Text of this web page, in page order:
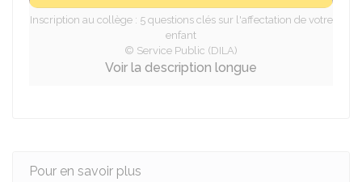
Inscription au collège : 5 questions clés sur l'affectation de votre
enfant
© Service Public (DILA)
Voir la description longue
Pour en savoir plus